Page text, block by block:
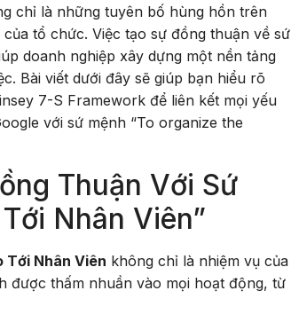
chỉ là những tuyên bố hùng hồn trên
tổ chức. Việc tạo sự đồng thuận về sứ
doanh nghiệp xây dựng một nền tảng
Bài viết dưới đây sẽ giúp bạn hiểu rõ
7-S Framework để liên kết mọi yếu
với sứ mệnh “To organize the
Thuận Với Sứ
Nhân Viên”
Tới Nhân Viên không chỉ là nhiệm vụ của
được thấm nhuần vào mọi hoạt động, từ